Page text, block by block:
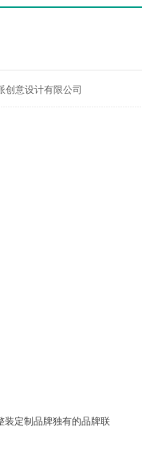
创意设计有限公司
装定制品牌独有的品牌联